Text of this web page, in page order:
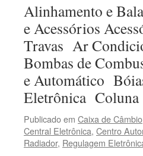
Alinhamento e
e Acessórios
Travas Ar
Bombas de
e Automático
Eletrônica
Publicado em Caixa de Câmbio
Central Eletrônica, Centro
Radiador, Regulagem